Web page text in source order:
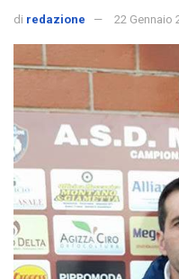
di redazione 22 Gennaio